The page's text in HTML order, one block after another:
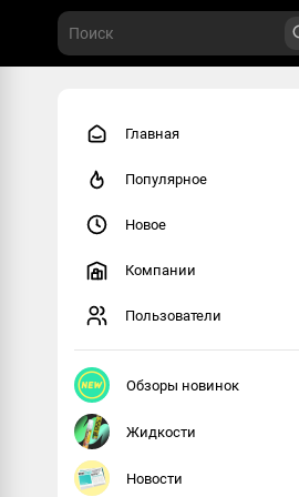
Главная
Популярное
Новое
Компании
Пользователи
Обзоры новинок
Жидкости
Новости